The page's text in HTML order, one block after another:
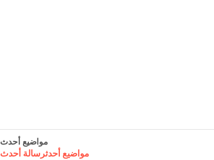
مواضيع أحدث
مواضيع أحدثرسالة أحدث